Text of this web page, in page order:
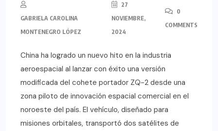
GABRIELA CAROLINA
MONTENEGRO LÓPEZ
27
NOVIEMBRE,
2024
0
COMMENTS
China ha logrado un nuevo hito en la industria
aeroespacial al lanzar con éxito una versión
modificada del cohete portador ZQ-2 desde una
zona piloto de innovación espacial comercial en el
noroeste del país. El vehículo, diseñado para
misiones orbitales, transportó dos satélites de